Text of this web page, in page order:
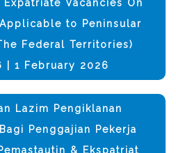
Vacancies On
to Peninsular
Federal Territories)
| 1 February 2026
Lazim Pengiklanan
Penggajian Pekerja
& Ekspatriat